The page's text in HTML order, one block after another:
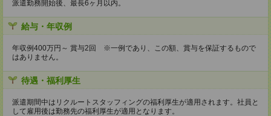
派遣勤務開始後、最長6ヶ月以内。
給与・年収例
年収例400万円～ 賞与2回 ※一例であり、この額、賞与を保証するもので
はありません。
待遇・福利厚生
派遣期間中はリクルートスタッフィングの福利厚生が適用されます。社員と
して雇用後は勤務先の福利厚生が適用となります。